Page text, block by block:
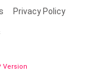
Privacy Policy
Version